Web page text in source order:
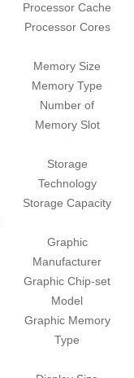
Processor Cache
Processor Cores
Memory Size
Memory Type
Number of
Memory Slot
Storage
Technology
Storage Capacity
Graphic
Manufacturer
Graphic Chip-set
Model
Graphic Memory
Type